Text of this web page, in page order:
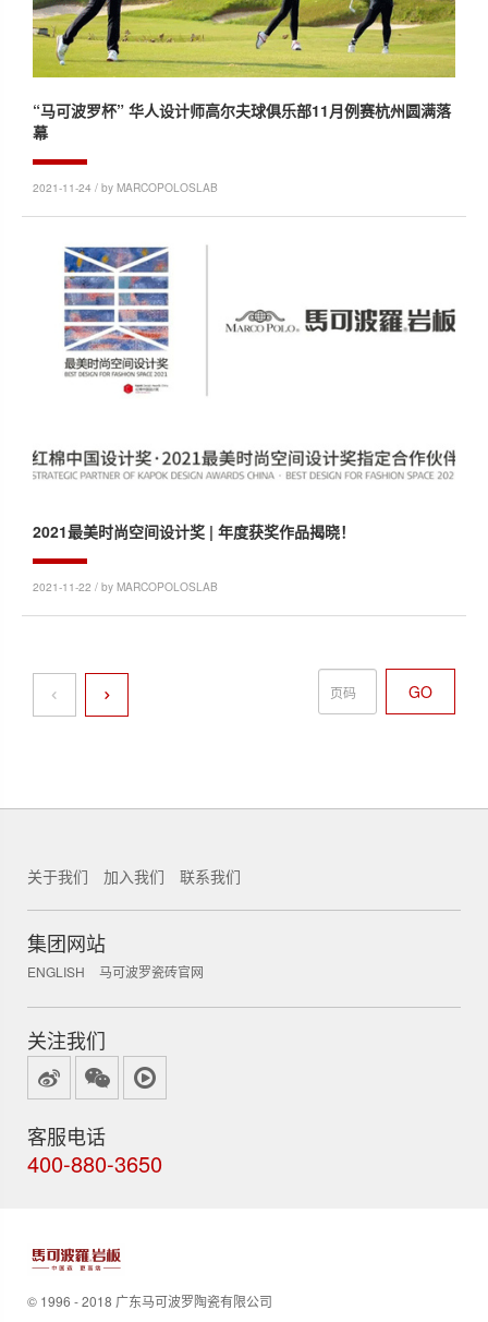
“马可波罗杯” 华人设计师高尔夫球俱乐部11月例赛杭州圆满落
幕
2021-11-24 / by MARCOPOLOSLAB
2021最美时尚空间设计奖 | 年度获奖作品揭晓！
2021-11-22 / by MARCOPOLOSLAB
GO
关于我们 加入我们 联系我们
集团网站
ENGLISH 马可波罗瓷砖官网
关注我们
客服电话
400-880-3650
© 1996 - 2018 广东马可波罗陶瓷有限公司